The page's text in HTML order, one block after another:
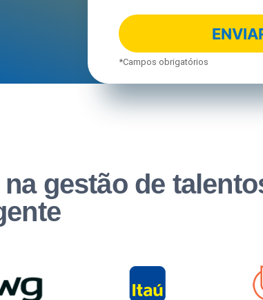
*Campos obrigatórios
gestão de